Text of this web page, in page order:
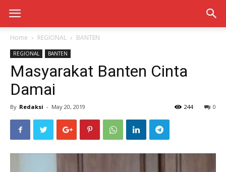
Home REGIONAL BANTEN
REGIONAL BANTEN
Masyarakat Banten Cinta
Damai
By Redaksi - May 20, 2019 0
244